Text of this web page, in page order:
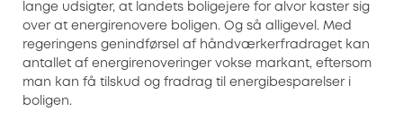
lange udsigter, at landets boligejere for alvor kaster sig
over at energirenovere boligen. Og så alligevel. Med
regeringens genindførsel af håndværkerfradraget kan
antallet af energirenoveringer vokse markant, eftersom
man kan få tilskud og fradrag til energibesparelser i
boligen.